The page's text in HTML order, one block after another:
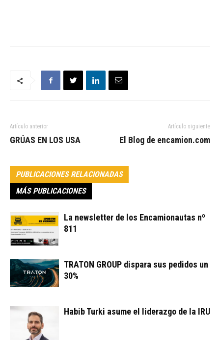
Artículo anterior
GRÚAS EN LOS USA
Artículo siguiente
El Blog de encamion.com
PUBLICACIONES RELACIONADAS
MÁS PUBLICACIONES
La newsletter de los Encamionautas nº
811
TRATON GROUP dispara sus pedidos un
30%
Habib Turki asume el liderazgo de la IRU